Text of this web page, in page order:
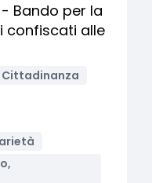
Bando per la
confiscati alle